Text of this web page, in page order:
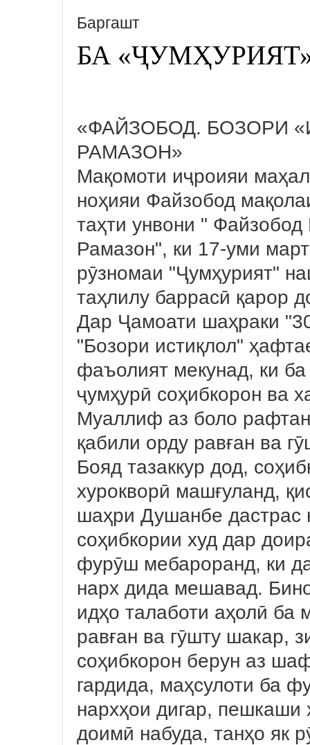
Баргашт
БА
«ФАЙЗОБОД. БОЗОРИ
РАМАЗОН»
Мақомоти иҷроияи
ноҳияи Файзобод
таҳти унвони "
Рамазон", ки 17-уми
рӯзномаи "Ҷумҳурият"
таҳлилу баррасӣ қарор
Дар Ҷамоати шаҳраки
"Бозори истиқлол"
фаъолият мекунад, ки ба
ҷумҳурӣ соҳибкорон ва
Муаллиф аз боло
қабили орду равған ва
Бояд тазаккур дод,
хурокворӣ машғуланд,
шаҳри Душанбе дастрас
соҳибкории худ дар
фурӯш мебароранд, ки
нарх дида мешавад.
идҳо талаботи аҳолӣ ба
равған ва гӯшту шакар,
соҳибкорон берун аз
гардида, маҳсулоти ба
нархҳои дигар, пешкаши
доимӣ набуда, танҳо як